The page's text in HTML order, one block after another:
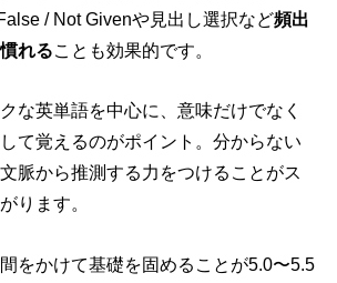
/ Not Givenや見出し選択など頻出
れることも効果的です。
な英単語を中心に、意味だけでなく
て覚えるのがポイント。分からない
脈から推測する力をつけることがス
ります。
をかけて基礎を固めることが5.0〜5.5